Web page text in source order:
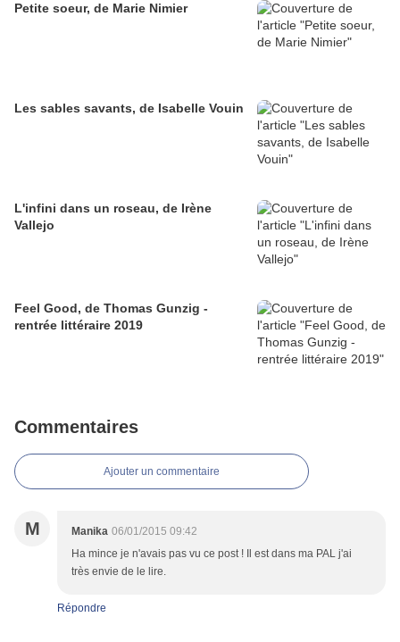
Petite soeur, de Marie Nimier
Les sables savants, de Isabelle Vouin
L'infini dans un roseau, de Irène
Vallejo
Feel Good, de Thomas Gunzig -
rentrée littéraire 2019
Commentaires
Ajouter un commentaire
M Manika 06/01/2015 09:42
Ha mince je n'avais pas vu ce post ! Il est dans ma PAL j'ai
très envie de le lire.
Répondre